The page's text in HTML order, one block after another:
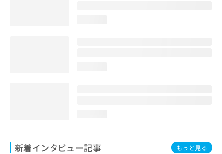
新着インタビュー記事 もっと見る